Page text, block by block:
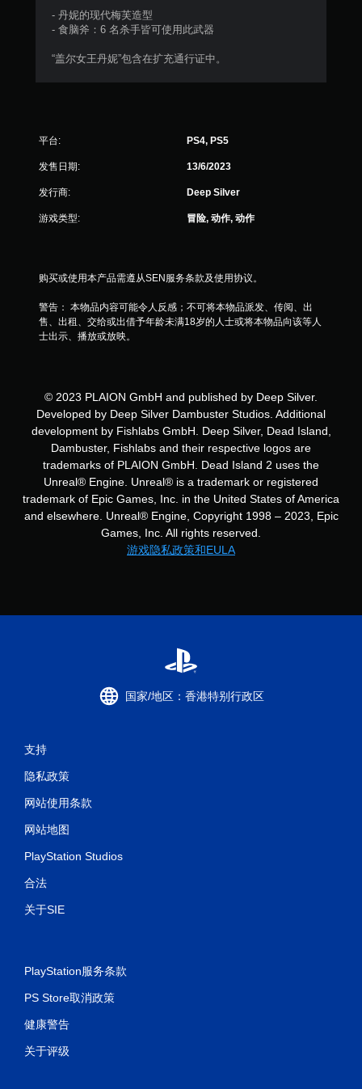
- 丹妮的现代梅芙造型
- 食脑斧：6 名杀手皆可使用此武器
“盖尔女王丹妮”包含在扩充通行证中。
平台: PS4, PS5
发售日期: 13/6/2023
发行商: Deep Silver
游戏类型: 冒险, 动作, 动作
购买或使用本产品需遵从SEN服务条款及使用协议。
警告： 本物品内容可能令人反感；不可将本物品派发、传阅、出
售、出租、交给或出借予年龄未满18岁的人士或将本物品向该等人
士出示、播放或放映。
© 2023 PLAION GmbH and published by Deep Silver.
Developed by Deep Silver Dambuster Studios. Additional
development by Fishlabs GmbH. Deep Silver, Dead Island,
Dambuster, Fishlabs and their respective logos are
trademarks of PLAION GmbH. Dead Island 2 uses the
Unreal® Engine. Unreal® is a trademark or registered
trademark of Epic Games, Inc. in the United States of America
and elsewhere. Unreal® Engine, Copyright 1998 – 2023, Epic
Games, Inc. All rights reserved.
游戏隐私政策和EULA
国家/地区：香港特别行政区
支持
隐私政策
网站使用条款
网站地图
PlayStation Studios
合法
关于SIE
PlayStation服务条款
PS Store取消政策
健康警告
关于评级